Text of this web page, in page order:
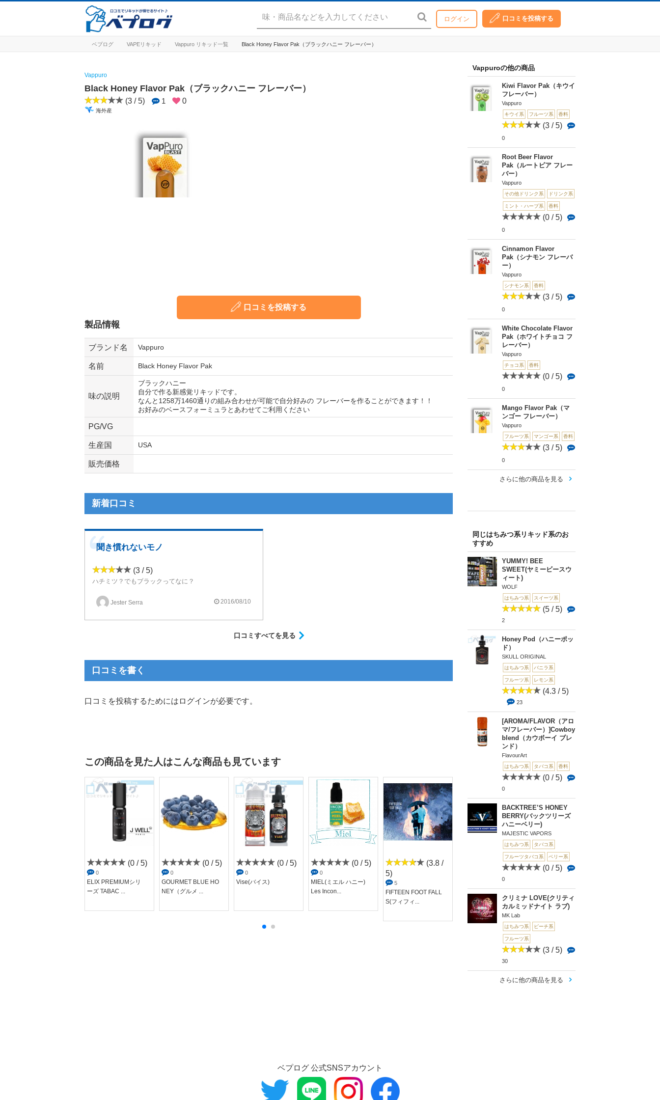
ログイン 口コミを投稿する
ベプログ VAPEリキッド Vappuro リキッド一覧 Black Honey Flavor Pak（ブラックハニー フレーバー）
Vappuroの他の商品
Kiwi Flavor Pak（キウイ
フレーバー）
Vappuro
キウイ系 フルーツ系 香料
(3 / 5)
0
Root Beer Flavor
Pak（ルートビア フレー
バー）
Vappuro
その他ドリンク系 ドリンク系
ミント・ハーブ系 香料
(0 / 5)
0
Cinnamon Flavor
Pak（シナモン フレーバ
ー）
Vappuro
シナモン系 香料
(3 / 5)
0
White Chocolate Flavor
Pak（ホワイトチョコ フ
レーバー）
Vappuro
チョコ系 香料
(0 / 5)
0
Mango Flavor Pak（マ
ンゴー フレーバー）
Vappuro
フルーツ系 マンゴー系 香料
(3 / 5)
0
さらに他の商品を見る
同じはちみつ系リキッド系のお
すすめ
YUMMY! BEE
SWEET(ヤミービースウ
ィート)
WOLF
はちみつ系 スイーツ系
(5 / 5)
2
Honey Pod（ハニーポッ
ド）
SKULL ORIGINAL
はちみつ系 バニラ系
フルーツ系 レモン系
(4.3 / 5)
23
[AROMA/FLAVOR（アロ
マ/フレーバー）]Cowboy
blend（カウボーイ ブレ
ンド）
FlavourArt
はちみつ系 タバコ系 香料
(0 / 5)
0
BACKTREE’S HONEY
BERRY(バックツリーズ
ハニーベリー)
MAJESTIC VAPORS
はちみつ系 タバコ系
フルーツタバコ系 ベリー系
(0 / 5)
0
クリミナ LOVE(クリティ
カルミッドナイト ラブ)
MK Lab
はちみつ系 ピーチ系
フルーツ系
(3 / 5)
30
さらに他の商品を見る
Vappuro
Black Honey Flavor Pak（ブラックハニー フレーバー）
(3 / 5) 1 0
海外産
口コミを投稿する
製品情報
ブランド名 Vappuro
名前 Black Honey Flavor Pak
味の説明
ブラックハニー
自分で作る新感覚リキッドです。
なんと1258万1460通りの組み合わせが可能で自分好みの フレーバーを作ることができます！！
お好みのベースフォーミュラとあわせてご利用ください
PG/VG
生産国 USA
販売価格
新着口コミ
聞き慣れないモノ
(3 / 5)
ハチミツ？でもブラックってなに？
なんだかハチミツのエグ味がすごいです
甘さはほとんどありません
Jester Serra 2016/08/10
口コミすべてを見る
口コミを書く
口コミを投稿するためにはログインが必要です。
この商品を見た人はこんな商品も見ています
(0 / 5)
0
ELIX PREMIUMシリ
ーズ TABAC ...
(0 / 5)
0
GOURMET BLUE HO
NEY（グルメ ...
(0 / 5)
0
Vise(バイス)
(0 / 5)
0
MIEL(ミエル ハニー)
Les Incon...
(3.8 /
5)
5
FIFTEEN FOOT FALL
S(フィフィ...
(0 / 5)
[超濃縮フレーバー]Le
mbas Bread(...
1
ベプログ 公式SNSアカウント